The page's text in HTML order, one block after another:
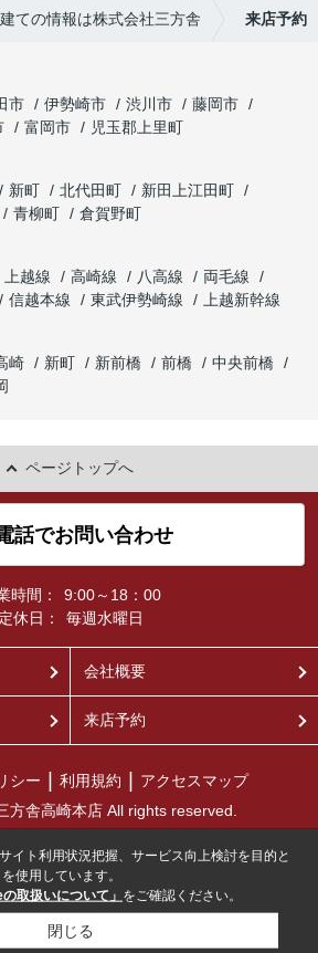
ての情報は株式会社三方舎 来店予約
市 伊勢崎市 渋川市
藤岡市
富岡市
児玉郡上里町
新町 北代田町
新田上江田町
青柳町
倉賀野町
上越線 高崎線 八高線
両毛線
信越本線 東武伊勢崎線
上越新幹線
崎 新町 新前橋 前橋
中央前橋
ページトップへ
話でお問い合わせ
時間：
9:00～18：00
定休日：
毎週水曜日
会社概要
来店予約
シー 利用規約
アクセスマップ
方舎高崎本店 All rights reserved.
イト利用状況把握、サービス向上検討を目的と
使用しています。
の取扱いについて」 をご確認ください。
閉じる